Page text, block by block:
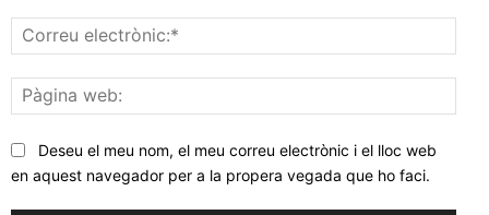
web:
Deseu el meu nom, el meu correu electrònic i el lloc web
en aquest navegador per a la propera vegada que ho faci.